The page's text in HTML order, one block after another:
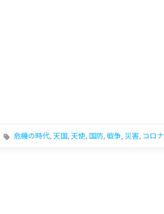
危機の時代, 天国, 天使, 国防, 戦争, 災害, コロナ